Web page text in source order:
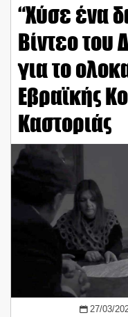
“Χύσε ένα
Βίντεο του
για το
Εβραϊκής
Καστοριάς
27/03/